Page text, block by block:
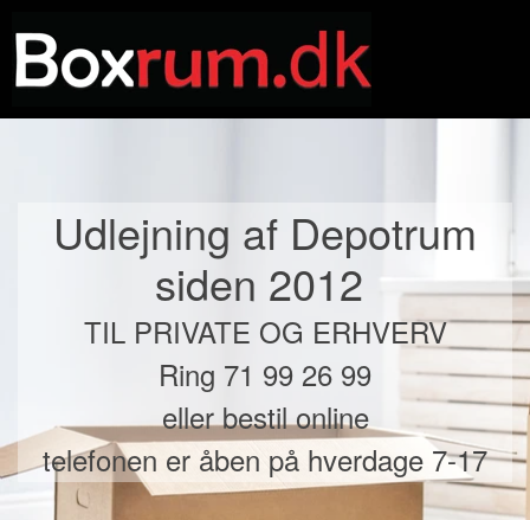
Udlejning af Depotrum
siden 2012
TIL PRIVATE OG ERHVERV
Ring 71 99 26 99
eller bestil online
telefonen er åben på hverdage 7-17